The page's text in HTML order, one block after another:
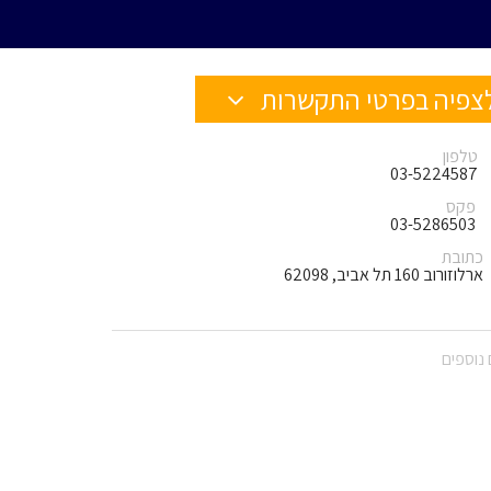
בפרטי התקשרות
טלפון
03-5224587
פקס
03-5286503
כתובת
ארלוזורוב 160 תל אביב, 62098